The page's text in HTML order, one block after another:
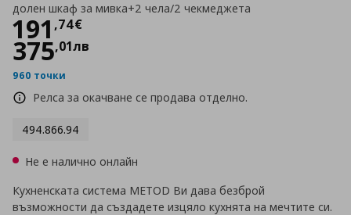
долен шкаф за мивка+2 чела/2 чекмеджета
191 ,74€
Цена
375,01лв
960 точки
Релса за окачване се продава отделно.
494.866.94
Не е налично онлайн
Кухненската система METOD Ви дава безброй
възможности да създадете изцяло кухнята на мечтите си.